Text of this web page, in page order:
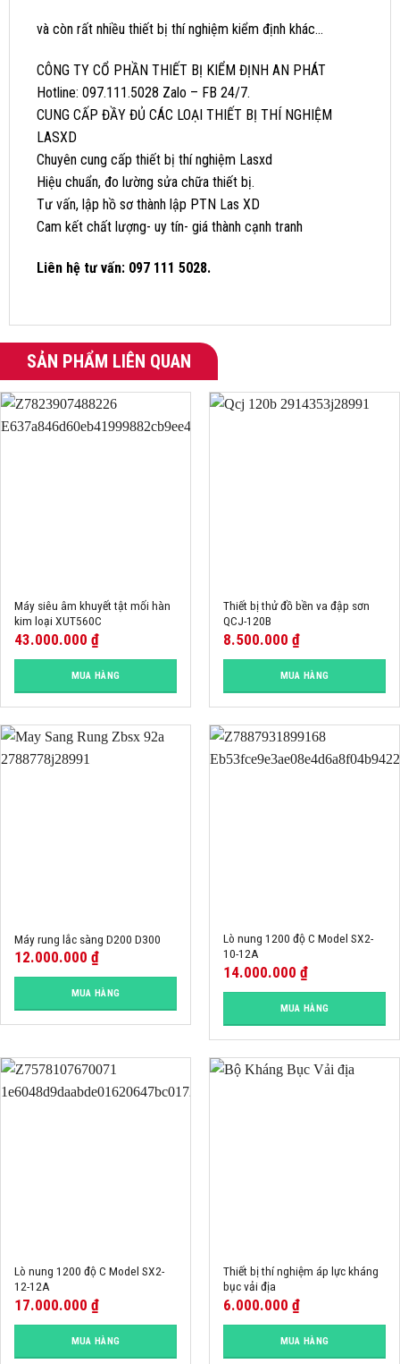
và còn rất nhiều thiết bị thí nghiệm kiểm định khác…
CÔNG TY CỔ PHẦN THIẾT BỊ KIỂM ĐỊNH AN PHÁT
Hotline: 097.111.5028 Zalo – FB 24/7.
CUNG CẤP ĐẦY ĐỦ CÁC LOẠI THIẾT BỊ THÍ NGHIỆM
LASXD
Chuyên cung cấp thiết bị thí nghiệm Lasxd
Hiệu chuẩn, đo lường sửa chữa thiết bị.
Tư vấn, lập hồ sơ thành lập PTN Las XD
Cam kết chất lượng- uy tín- giá thành cạnh tranh
Liên hệ tư vấn: 097 111 5028.
SẢN PHẨM LIÊN QUAN
Máy siêu âm khuyết tật mối hàn
kim loại XUT560C
43.000.000 ₫
MUA HÀNG
Thiết bị thử đồ bền va đập sơn
QCJ-120B
8.500.000 ₫
MUA HÀNG
Máy rung lắc sàng D200 D300
12.000.000 ₫
MUA HÀNG
Lò nung 1200 độ C Model SX2-
10-12A
14.000.000 ₫
MUA HÀNG
Lò nung 1200 độ C Model SX2-
12-12A
17.000.000 ₫
MUA HÀNG
Thiết bị thí nghiệm áp lực kháng
bục vải địa
6.000.000 ₫
MUA HÀNG